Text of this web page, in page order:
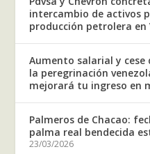
intercambio de activos
producción petrolera en
Aumento salarial y cese
la peregrinación
mejorará tu ingreso en
Palmeros de Chacao:
palma real bendecida
23/03/2026